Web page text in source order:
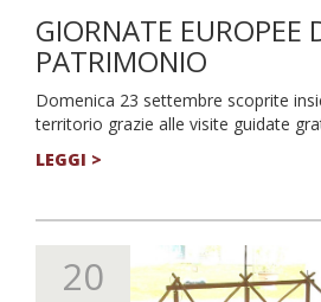
GIORNATE EUROPEE
PATRIMONIO
Domenica 23 settembre scoprite
territorio grazie alle visite guidate
LEGGI >
20